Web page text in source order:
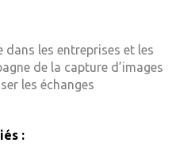
les entreprises et les
de la capture d’images
les échanges
: